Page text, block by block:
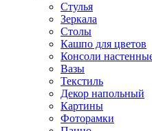
Стулья
Зеркала
Столы
Кашпо для цветов
Консоли
Вазы
Текстиль
Декор напольный
Картины
Фоторамки